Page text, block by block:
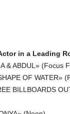
in a Leading
& ABDUL» (Focus
OF WATER»
BILLBOARDS